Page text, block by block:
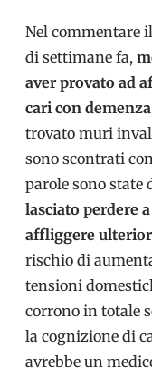
Nel commentare
di settimane fa,
aver provato ad
cari con
trovato muri
sono scontrati
parole sono
lasciato perdere
affliggere
rischio di
tensioni
corrono in totale
la cognizione di
avrebbe un